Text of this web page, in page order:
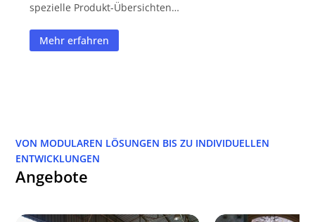
spezielle Produkt-Übersichten…
Mehr erfahren
VON MODULAREN LÖSUNGEN BIS ZU INDIVIDUELLEN
ENTWICKLUNGEN
Angebote